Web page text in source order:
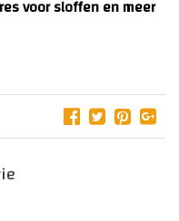
voor sloffen en meer